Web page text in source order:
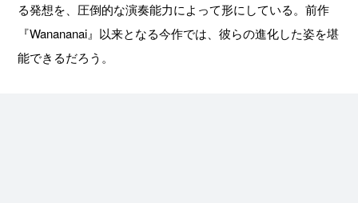
る発想を、圧倒的な演奏能力によって形にしている。前作
『Wanananai』以来となる今作では、彼らの進化した姿を堪
能できるだろう。